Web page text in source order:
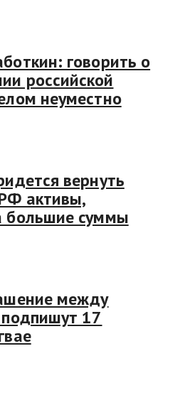
говорить о
российской
неуместно
вернуть
активы,
большие суммы
между
17